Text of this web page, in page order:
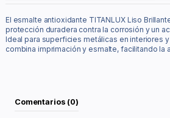
El esmalte antioxidante TITANLUX Liso
protección duradera contra la corrosión y un
Ideal para superficies metálicas en interiores
combina imprimación y esmalte, facilitando la
Comentarios (0)